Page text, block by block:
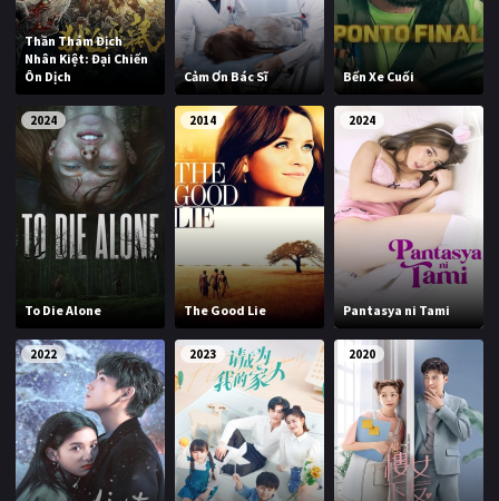
Thần Thám Địch
Nhân Kiệt: Đại Chiến
Ôn Dịch
Cảm Ơn Bác Sĩ Bến Xe Cuối
2024
To Die Alone
2014
The Good Lie
2024
Pantasya ni Tami
2022 2023 2020